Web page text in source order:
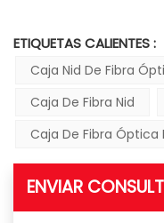
ETIQUETAS CALIENTES :
Caja Nid De Fibra
Caja De Fibra Nid
Caja De Fibra Óptica
ENVIAR